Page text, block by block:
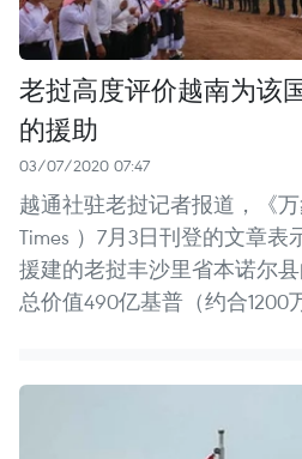
老挝高度评价越南为该
的援助
03/07/2020 07:47
越通社驻老挝记者报道，《
Times ）7月3日刊登的文章
援建的老挝丰沙里省本诺尔
总价值490亿基普（约合1200